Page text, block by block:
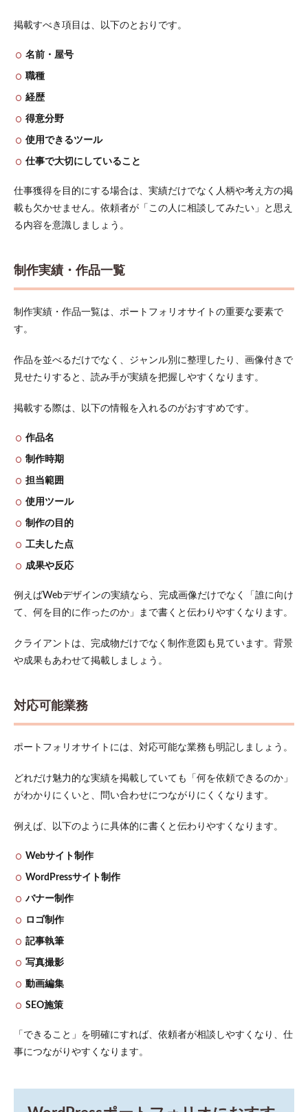
掲載すべき項目は、以下のとおりです。
名前・屋号
職種
経歴
得意分野
使用できるツール
仕事で大切にしていること
仕事獲得を目的にする場合は、実績だけでなく人柄や考え方の掲
載も欠かせません。依頼者が「この人に相談してみたい」と思え
る内容を意識しましょう。
制作実績・作品一覧
制作実績・作品一覧は、ポートフォリオサイトの重要な要素で
す。
作品を並べるだけでなく、ジャンル別に整理したり、画像付きで
見せたりすると、読み手が実績を把握しやすくなります。
掲載する際は、以下の情報を入れるのがおすすめです。
作品名
制作時期
担当範囲
使用ツール
制作の目的
工夫した点
成果や反応
例えばWebデザインの実績なら、完成画像だけでなく「誰に向け
て、何を目的に作ったのか」まで書くと伝わりやすくなります。
クライアントは、完成物だけでなく制作意図も見ています。背景
や成果もあわせて掲載しましょう。
対応可能業務
ポートフォリオサイトには、対応可能な業務も明記しましょう。
どれだけ魅力的な実績を掲載していても「何を依頼できるのか」
がわかりにくいと、問い合わせにつながりにくくなります。
例えば、以下のように具体的に書くと伝わりやすくなります。
Webサイト制作
WordPressサイト制作
バナー制作
ロゴ制作
記事執筆
写真撮影
動画編集
SEO施策
「できること」を明確にすれば、依頼者が相談しやすくなり、仕
事につながりやすくなります。